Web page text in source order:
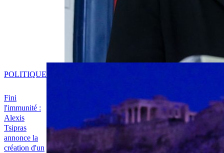
Fini
l'immunité :
Alexis
Tsipras
annonce la
création d'un
POLITIQUE